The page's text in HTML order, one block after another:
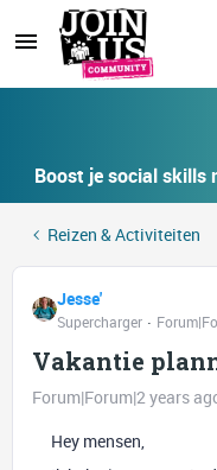
Boost je social skills
Reizen & Activiteiten
Jesse'
Supercharger
Vakantie
Forum|Forum|2 years
Hey mensen,